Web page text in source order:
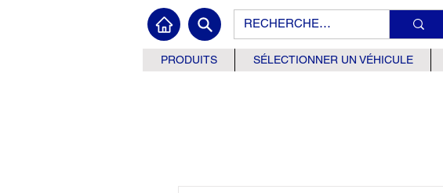
PRODUITS SÉLECTIONNER UN VÉHICULE